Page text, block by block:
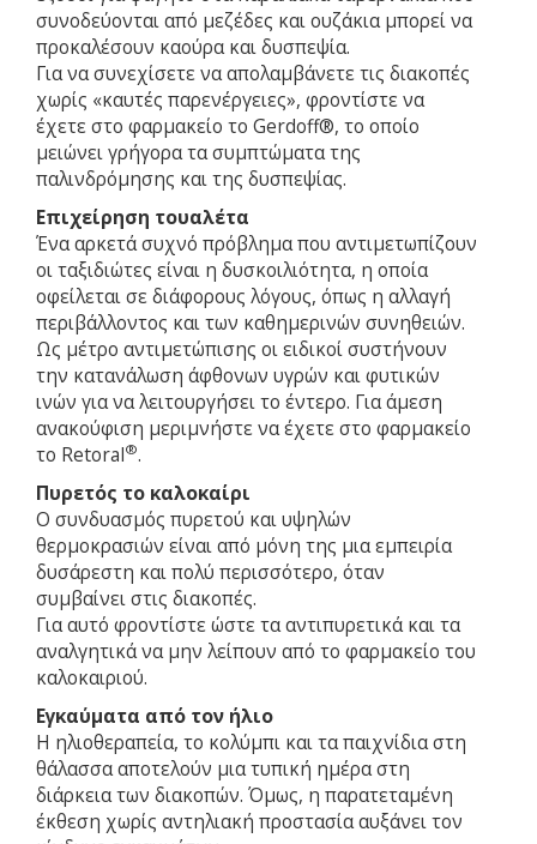
συνοδεύονται από μεζέδες και ουζάκια μπορεί να
προκαλέσουν καούρα και δυσπεψία.
Για να συνεχίσετε να απολαμβάνετε τις διακοπές
χωρίς «καυτές παρενέργειες», φροντίστε να
έχετε στο φαρμακείο το Gerdoff®, το οποίο
μειώνει γρήγορα τα συμπτώματα της
παλινδρόμησης και της δυσπεψίας.
Επιχείρηση τουαλέτα
Ένα αρκετά συχνό πρόβλημα που αντιμετωπίζουν
οι ταξιδιώτες είναι η δυσκοιλιότητα, η οποία
οφείλεται σε διάφορους λόγους, όπως η αλλαγή
περιβάλλοντος και των καθημερινών συνηθειών.
Ως μέτρο αντιμετώπισης οι ειδικοί συστήνουν
την κατανάλωση άφθονων υγρών και φυτικών
ινών για να λειτουργήσει το έντερο. Για άμεση
ανακούφιση μεριμνήστε να έχετε στο φαρμακείο
το Retoral®.
Πυρετός το καλοκαίρι
Ο συνδυασμός πυρετού και υψηλών
θερμοκρασιών είναι από μόνη της μια εμπειρία
δυσάρεστη και πολύ περισσότερο, όταν
συμβαίνει στις διακοπές.
Για αυτό φροντίστε ώστε τα αντιπυρετικά και τα
αναλγητικά να μην λείπουν από το φαρμακείο του
καλοκαιριού.
Εγκαύματα από τον ήλιο
Η ηλιοθεραπεία, το κολύμπι και τα παιχνίδια στη
θάλασσα αποτελούν μια τυπική ημέρα στη
διάρκεια των διακοπών. Όμως, η παρατεταμένη
έκθεση χωρίς αντηλιακή προστασία αυξάνει τον